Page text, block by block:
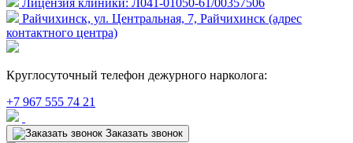
Лицензия клиники: Л041-01050-61/00357506
Райчихинск, ул. Центральная, 7, Райчихинск (адрес
контактного центра)
Круглосуточный телефон дежурного нарколога:
+7 967 555 74 21
Заказать звонок